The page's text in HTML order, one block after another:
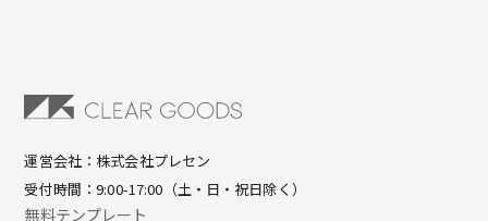
運営会社：株式会社プレセン
受付時間：9:00-17:00（土・日・祝日除く）
無料テンプレート